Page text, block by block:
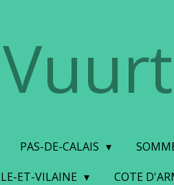
PAS-DE-CALAIS
ET-VILAINE COTE